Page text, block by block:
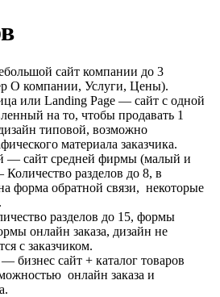
сайт компании до 3
О компании, Услуги, Цены).
или Landing Page — сайт с одной
на то, чтобы продавать 1
типовой, возможно
материала заказчика.
— сайт средней фирмы (малый и
разделов до 8, в
форма обратной связи, некоторые
разделов до 15, формы
онлайн заказа, дизайн не
с заказчиком.
бизнес сайт + каталог товаров
онлайн заказа и